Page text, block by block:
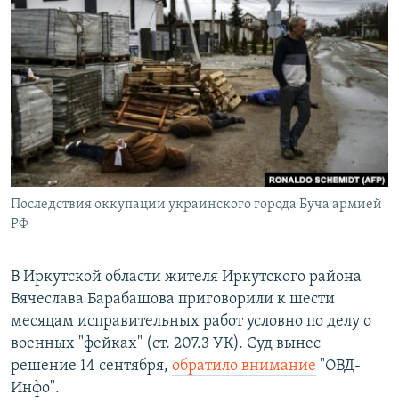
поиску
СЕВЕР.РЕАЛИИ
СИБИРЬ.РЕАЛИИ
РАСПИСАНИЕ ВЕЩАНИЯ
ПОДПИШИТЕСЬ НА РАССЫЛКУ
СОЦИАЛЬНЫЕ СЕТИ
Все сайты РСЕ/РС
Последствия оккупации украинского города Буча армией
РФ
В Иркутской области жителя Иркутского района
Вячеслава Барабашова приговорили к шести
месяцам исправительных работ условно по делу о
военных "фейках" (ст. 207.3 УК). Суд вынес
решение 14 сентября, обратило внимание "ОВД-
Инфо".